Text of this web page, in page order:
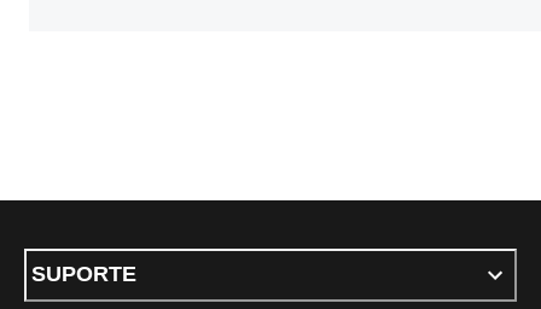
SUPORTE